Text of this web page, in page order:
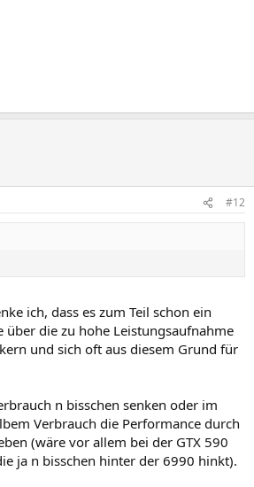
#12
ich, dass es zum Teil schon ein
über die zu hohe Leistungsaufnahme
und sich oft aus diesem Grund für
n bisschen senken oder im
Verbrauch die Performance durch
(wäre vor allem bei der GTX 590
ja n bisschen hinter der 6990 hinkt).